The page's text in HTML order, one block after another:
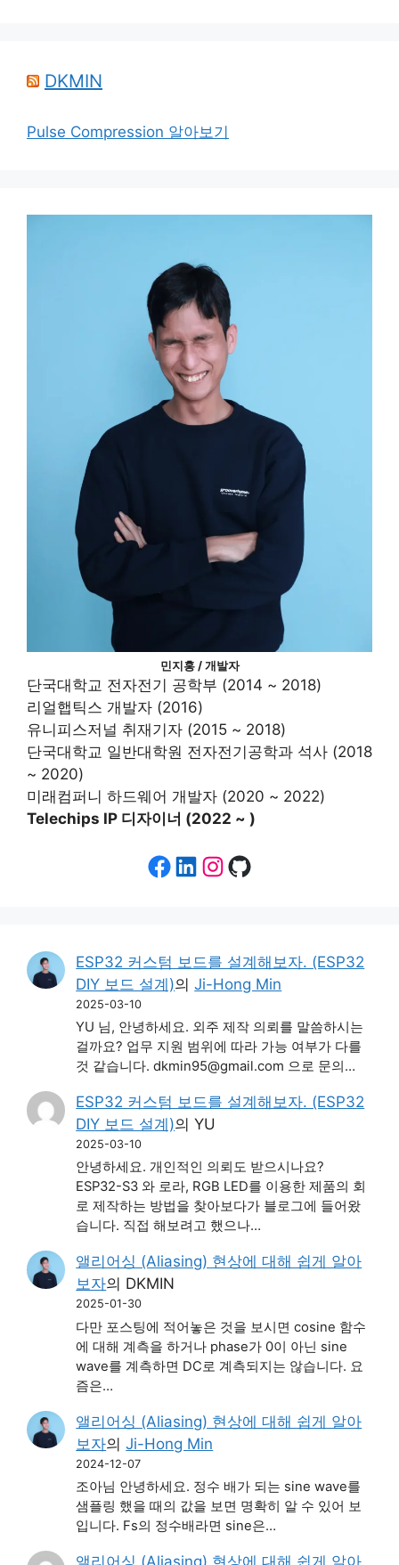
DKMIN
Pulse Compression 알아보기
민지홍 / 개발자
단국대학교 전자전기 공학부 (2014 ~ 2018)
리얼햅틱스 개발자 (2016)
유니피스저널 취재기자 (2015 ~ 2018)
단국대학교 일반대학원 전자전기공학과 석사 (2018
~ 2020)
미래컴퍼니 하드웨어 개발자 (2020 ~ 2022)
Telechips IP 디자이너 (2022 ~ )
Facebook
LinkedIn
Instagram
GitHub
ESP32 커스텀 보드를 설계해보자. (ESP32
DIY 보드 설계)의Ji-Hong Min
2025-03-10
YU 님, 안녕하세요. 외주 제작 의뢰를 말씀하시는
걸까요? 업무 지원 범위에 따라 가능 여부가 다를
것 같습니다. dkmin95@gmail.com 으로 문의…
ESP32 커스텀 보드를 설계해보자. (ESP32
DIY 보드 설계)의YU
2025-03-10
안녕하세요. 개인적인 의뢰도 받으시나요?
ESP32-S3 와 로라, RGB LED를 이용한 제품의 회
로 제작하는 방법을 찾아보다가 블로그에 들어왔
습니다. 직접 해보려고 했으나…
앨리어싱 (Aliasing) 현상에 대해 쉽게 알아
보자의 DKMIN
2025-01-30
다만 포스팅에 적어놓은 것을 보시면 cosine 함수
에 대해 계측을 하거나 phase가 0이 아닌 sine
wave를 계측하면 DC로 계측되지는 않습니다. 요
즘은…
앨리어싱 (Aliasing) 현상에 대해 쉽게 알아
보자의Ji-Hong Min
2024-12-07
조아님 안녕하세요. 정수 배가 되는 sine wave를
샘플링 했을 때의 값을 보면 명확히 알 수 있어 보
입니다. Fs의 정수배라면 sine은…